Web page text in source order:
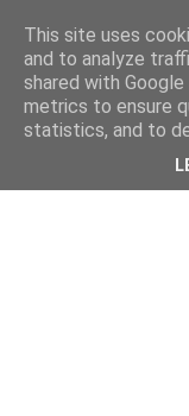
This site uses
and to analyze
shared with
metrics to ensure
statistics, and to